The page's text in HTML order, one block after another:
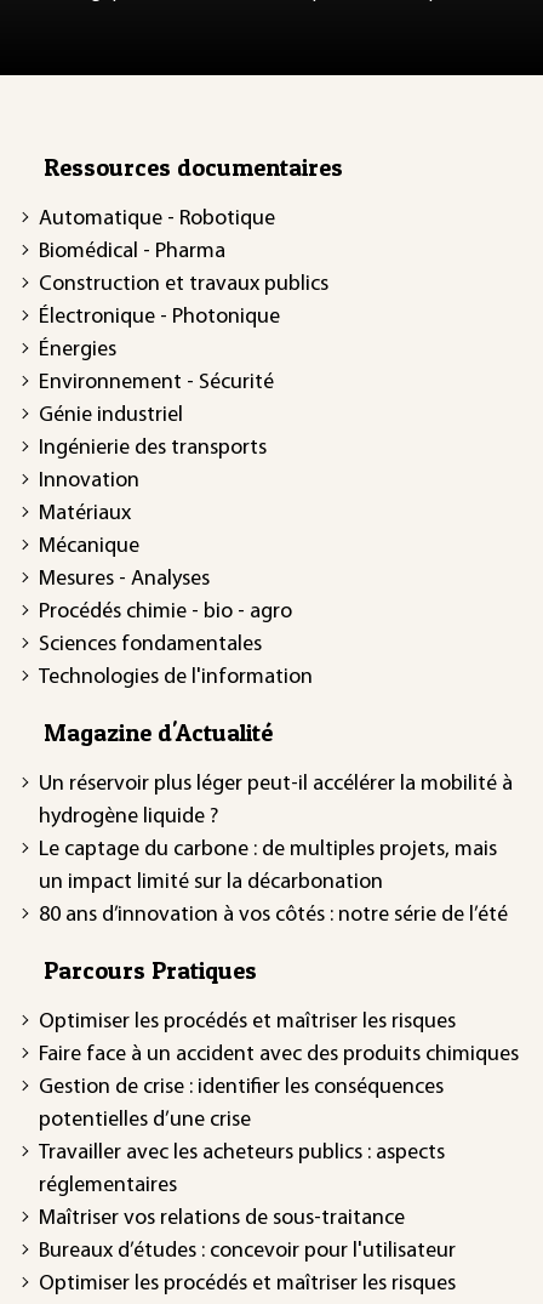
Ressources documentaires
Automatique - Robotique
Biomédical - Pharma
Construction et travaux publics
Électronique - Photonique
Énergies
Environnement - Sécurité
Génie industriel
Ingénierie des transports
Innovation
Matériaux
Mécanique
Mesures - Analyses
Procédés chimie - bio - agro
Sciences fondamentales
Technologies de l'information
Magazine d'Actualité
Un réservoir plus léger peut-il accélérer la mobilité à
hydrogène liquide ?
Le captage du carbone : de multiples projets, mais
un impact limité sur la décarbonation
80 ans d’innovation à vos côtés : notre série de l’été
Parcours Pratiques
Optimiser les procédés et maîtriser les risques
Faire face à un accident avec des produits chimiques
Gestion de crise : identifier les conséquences
potentielles d’une crise
Travailler avec les acheteurs publics : aspects
réglementaires
Maîtriser vos relations de sous-traitance
Bureaux d’études : concevoir pour l'utilisateur
Optimiser les procédés et maîtriser les risques